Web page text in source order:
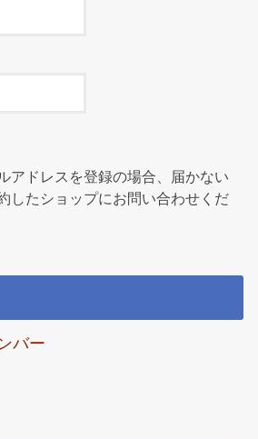
アドレスを登録の場合、届かない
したショップにお問い合わせくだ
バー